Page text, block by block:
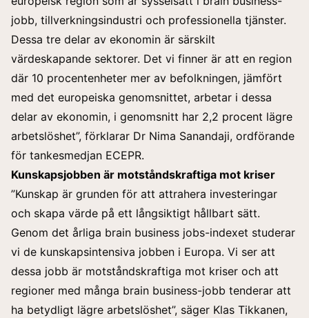
jobb, tillverkningsindustri och professionella tjänster.
Dessa tre delar av ekonomin är särskilt
värdeskapande sektorer. Det vi finner är att en region
där 10 procentenheter mer av befolkningen, jämfört
med det europeiska genomsnittet, arbetar i dessa
delar av ekonomin, i genomsnitt har 2,2 procent lägre
arbetslöshet”, förklarar Dr Nima Sanandaji, ordförande
för tankesmedjan ECEPR.
Kunskapsjobben är motståndskraftiga mot kriser
”Kunskap är grunden för att attrahera investeringar
och skapa värde på ett långsiktigt hållbart sätt.
Genom det årliga brain business jobs-indexet studerar
vi de kunskapsintensiva jobben i Europa. Vi ser att
dessa jobb är motståndskraftiga mot kriser och att
regioner med många brain business-jobb tenderar att
ha betydligt lägre arbetslöshet”, säger Klas Tikkanen,